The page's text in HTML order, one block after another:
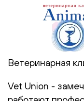
Ветеринарная
Vet Union -